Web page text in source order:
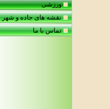
ورزشی
نقشه های جاده و شهر
تماس با ما